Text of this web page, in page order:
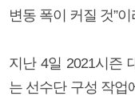
변동 폭이 커질 것”
지난 4일 2021시즌
는 선수단 구성 작업